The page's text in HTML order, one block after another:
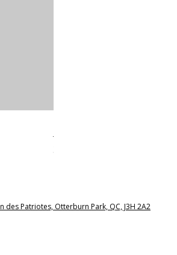
Prix
38,00 $
des Patriotes, Otterburn Park, QC, J3H 2A2